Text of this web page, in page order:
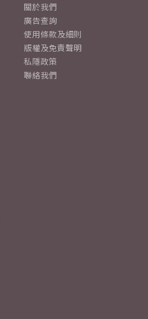
關於我們
廣告查詢
使用條款及細則
版權及免責聲明
私隱政策
聯絡我們